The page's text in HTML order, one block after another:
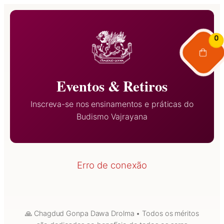
0
Eventos & Retiros
Inscreva-se nos ensinamentos e práticas do
Budismo Vajrayana
Erro de conexão
🙏 Chagdud Gonpa Dawa Drolma • Todos os méritos